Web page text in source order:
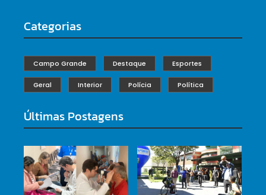
Categorias
Campo Grande Destaque Esportes
Geral Interior Polícia Política
Últimas Postagens